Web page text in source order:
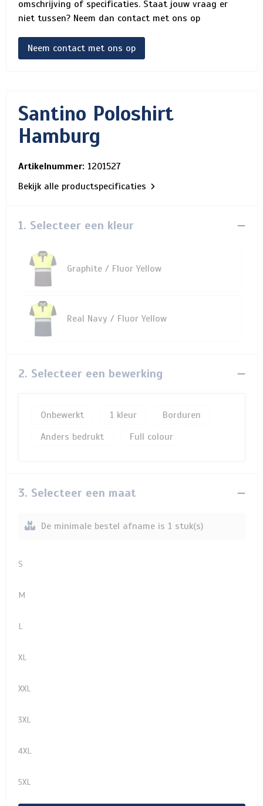
omschrijving of specificaties. Staat jouw vraag er
niet tussen? Neem dan contact met ons op
Neem contact met ons op
Santino Poloshirt
Hamburg
Artikelnummer: 1201527
Bekijk alle productspecificaties
1. Selecteer een kleur
Graphite / Fluor Yellow
Real Navy / Fluor Yellow
2. Selecteer een bewerking
Onbewerkt 1
Borduren
Anders bedrukt
Full colour
3. Selecteer een maat
De minimale bestel afname is 1 stuk(s)
S
M
L
XL
XXL
3XL
4XL
5XL